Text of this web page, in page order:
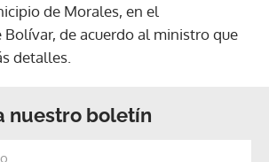
de Morales, en el
de acuerdo al ministro que
detalles.
nuestro boletín